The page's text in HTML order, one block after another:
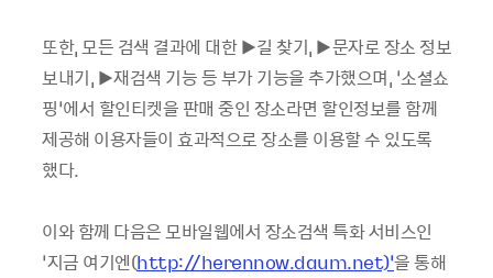
또한, 모든 검색 결과에 대한 ▶길 찾기, ▶문자로 장소 정보
보내기, ▶재검색 기능 등 부가 기능을 추가했으며, ‘소셜쇼
핑’에서 할인티켓을 판매 중인 장소라면 할인정보를 함께
제공해 이용자들이 효과적으로 장소를 이용할 수 있도록
했다.
이와 함께 다음은 모바일웹에서 장소검색 특화 서비스인
‘지금 여기엔(http://herennow.daum.net)’을 통해